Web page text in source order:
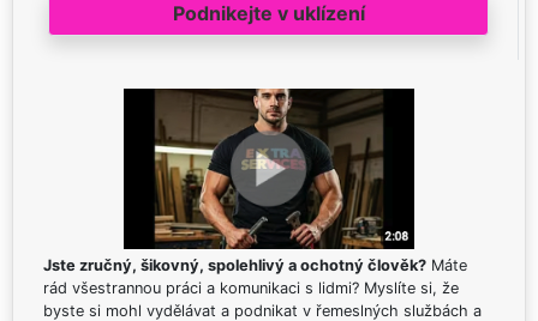
Podnikejte v uklízení
Jste zručný, šikovný, spolehlivý a ochotný člověk? Máte
rád všestrannou práci a komunikaci s lidmi? Myslíte si, že
byste si mohl vydělávat a podnikat v řemeslných službách a